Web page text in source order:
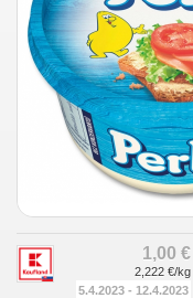
1,00 €
2,222 €/kg
5.4.2023 - 12.4.2023